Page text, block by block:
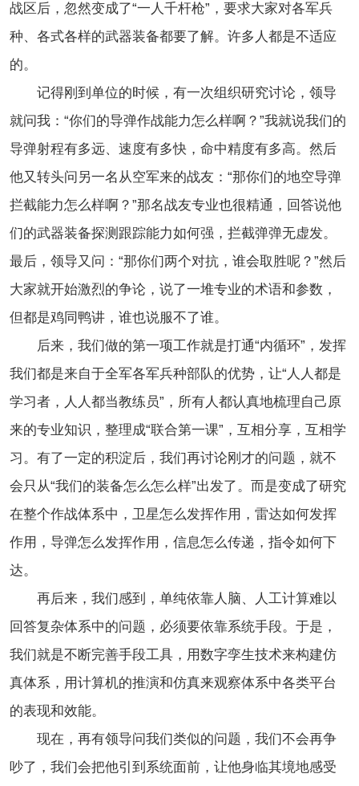
战区后，忽然变成了“一人千杆枪”，要求大家对各军兵
种、各式各样的武器装备都要了解。许多人都是不适应
的。
记得刚到单位的时候，有一次组织研究讨论，领导
就问我：“你们的导弹作战能力怎么样啊？”我就说我们的
导弹射程有多远、速度有多快，命中精度有多高。然后
他又转头问另一名从空军来的战友：“那你们的地空导弹
拦截能力怎么样啊？”那名战友专业也很精通，回答说他
们的武器装备探测跟踪能力如何强，拦截弹弹无虚发。
最后，领导又问：“那你们两个对抗，谁会取胜呢？”然后
大家就开始激烈的争论，说了一堆专业的术语和参数，
但都是鸡同鸭讲，谁也说服不了谁。
后来，我们做的第一项工作就是打通“内循环”，发挥
我们都是来自于全军各军兵种部队的优势，让“人人都是
学习者，人人都当教练员”，所有人都认真地梳理自己原
来的专业知识，整理成“联合第一课”，互相分享，互相学
习。有了一定的积淀后，我们再讨论刚才的问题，就不
会只从“我们的装备怎么怎么样”出发了。而是变成了研究
在整个作战体系中，卫星怎么发挥作用，雷达如何发挥
作用，导弹怎么发挥作用，信息怎么传递，指令如何下
达。
再后来，我们感到，单纯依靠人脑、人工计算难以
回答复杂体系中的问题，必须要依靠系统手段。于是，
我们就是不断完善手段工具，用数字孪生技术来构建仿
真体系，用计算机的推演和仿真来观察体系中各类平台
的表现和效能。
现在，再有领导问我们类似的问题，我们不会再争
吵了，我们会把他引到系统面前，让他身临其境地感受